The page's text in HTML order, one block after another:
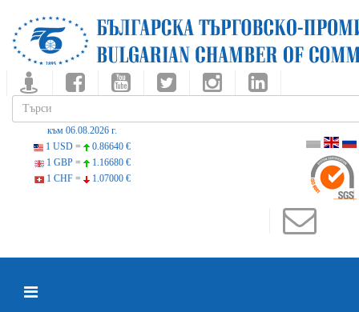
към 06.08.2026 г.
1 USD =
0.86640 €
1 GBP =
1.16680 €
1 CHF =
1.07000 €